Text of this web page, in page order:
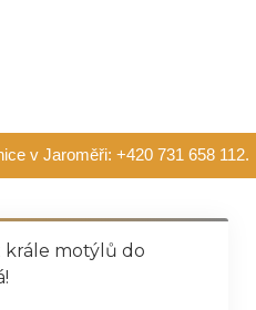
v Jaroměři: +420 731 658 112.
krále motýlů do